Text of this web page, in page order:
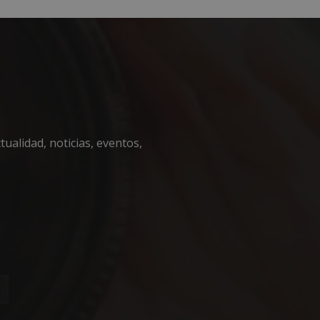
noticias, eventos,
de usuario y
el lenguaje
que se
un buen
sesión para un
de